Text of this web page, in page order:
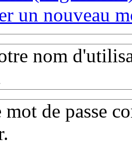
un nouveau
nom
mot de passe